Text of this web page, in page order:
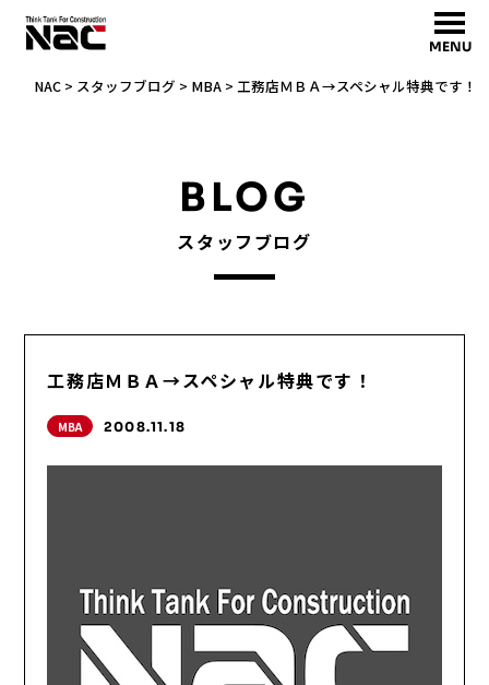
MENU
NAC> スタッフブログ > MBA> 工務店ＭＢＡ→スペシャル特典です！
BLOG
スタッフブログ
工務店ＭＢＡ→スペシャル特典です！
MBA 2008.11.18